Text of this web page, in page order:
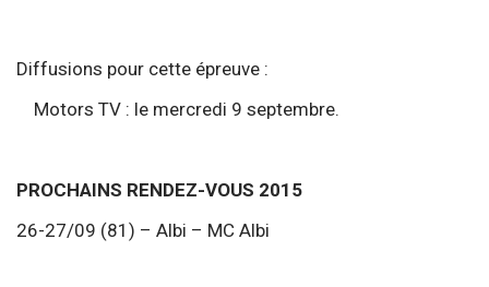
Diffusions pour cette épreuve :
Motors TV : le mercredi 9 septembre.
PROCHAINS RENDEZ-VOUS 2015
26-27/09 (81) – Albi – MC Albi